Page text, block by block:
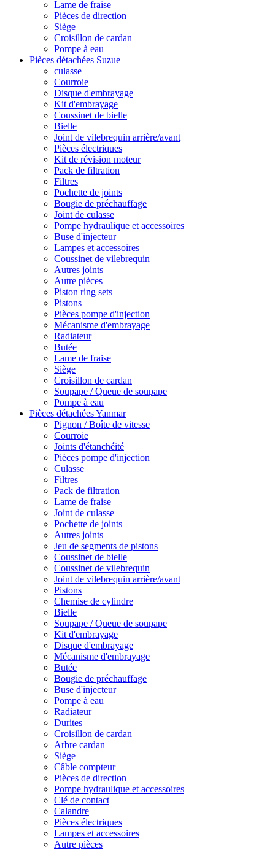
Lame de fraise
Pièces de direction
Siège
Croisillon de cardan
Pompe à eau
Pièces détachées Suzue
culasse
Courroie
Disque d'embrayage
Kit d'embrayage
Coussinet de bielle
Bielle
Joint de vilebrequin arrière/avant
Pièces électriques
Kit de révision moteur
Pack de filtration
Filtres
Pochette de joints
Bougie de préchauffage
Joint de culasse
Pompe hydraulique et accessoires
Buse d'injecteur
Lampes et accessoires
Coussinet de vilebrequin
Autres joints
Autre pièces
Piston ring sets
Pistons
Pièces pompe d'injection
Mécanisme d'embrayage
Radiateur
Butée
Lame de fraise
Siège
Croisillon de cardan
Soupape / Queue de soupape
Pompe à eau
Pièces détachées Yanmar
Pignon / Boîte de vitesse
Courroie
Joints d'étanchéité
Pièces pompe d'injection
Culasse
Filtres
Pack de filtration
Lame de fraise
Joint de culasse
Pochette de joints
Autres joints
Jeu de segments de pistons
Coussinet de bielle
Coussinet de vilebrequin
Joint de vilebrequin arrière/avant
Pistons
Chemise de cylindre
Bielle
Soupape / Queue de soupape
Kit d'embrayage
Disque d'embrayage
Mécanisme d'embrayage
Butée
Bougie de préchauffage
Buse d'injecteur
Pompe à eau
Radiateur
Durites
Croisillon de cardan
Arbre cardan
Siège
Câble compteur
Pièces de direction
Pompe hydraulique et accessoires
Clé de contact
Calandre
Pièces électriques
Lampes et accessoires
Autre pièces